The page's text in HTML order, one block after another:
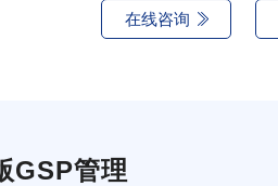
在线咨询
GSP管理